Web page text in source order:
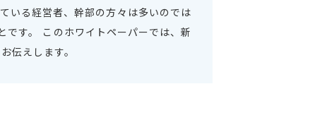
いる経営者、幹部の方々は多いのでは
す。 このホワイトペーパーでは、新
伝えします。